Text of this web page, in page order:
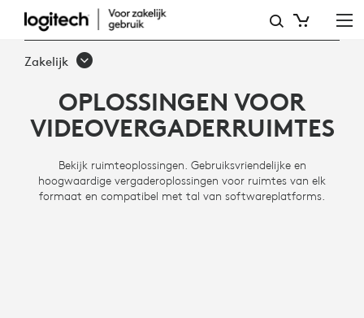
OPLOSSINGEN
VOOR
VIDEOVERGADERRUIMTES
Zakelijk
OPLOSSINGEN VOOR
VIDEOVERGADERRUIMTES
Bekijk ruimteoplossingen. Gebruiksvriendelijke en
hoogwaardige vergaderoplossingen voor ruimtes van elk
formaat en compatibel met tal van softwareplatforms.